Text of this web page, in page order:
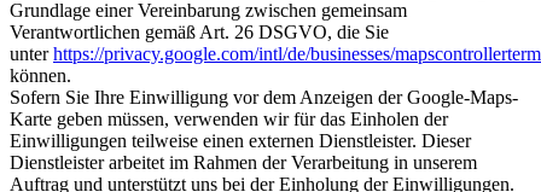
Grundlage einer Vereinbarung zwischen gemeinsam
Verantwortlichen gemäß Art. 26 DSGVO, die Sie
unterhttps://privacy.google.com/intl/de/businesses/
können.
Sofern Sie Ihre Einwilligung vor dem Anzeigen der Google-Maps-
Karte geben müssen, verwenden wir für das Einholen der
Einwilligungen teilweise einen externen Dienstleister. Dieser
Dienstleister arbeitet im Rahmen der Verarbeitung in unserem
Auftrag und unterstützt uns bei der Einholung der Einwilligungen.